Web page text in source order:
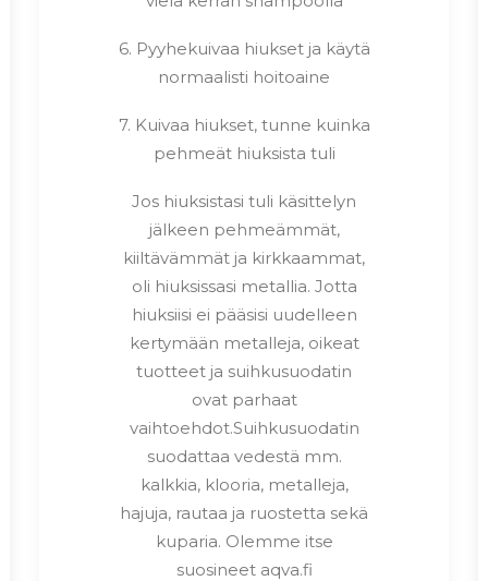
6. Pyyhekuivaa hiukset ja käytä
normaalisti hoitoaine
7. Kuivaa hiukset, tunne kuinka
pehmeät hiuksista tuli
Jos hiuksistasi tuli käsittelyn
jälkeen pehmeämmät,
kiiltävämmät ja kirkkaammat,
oli hiuksissasi metallia. Jotta
hiuksiisi ei pääsisi uudelleen
kertymään metalleja, oikeat
tuotteet ja suihkusuodatin
ovat parhaat
vaihtoehdot.Suihkusuodatin
suodattaa vedestä mm.
kalkkia, klooria, metalleja,
hajuja, rautaa ja ruostetta sekä
kuparia. Olemme itse
suosineet aqva.fi